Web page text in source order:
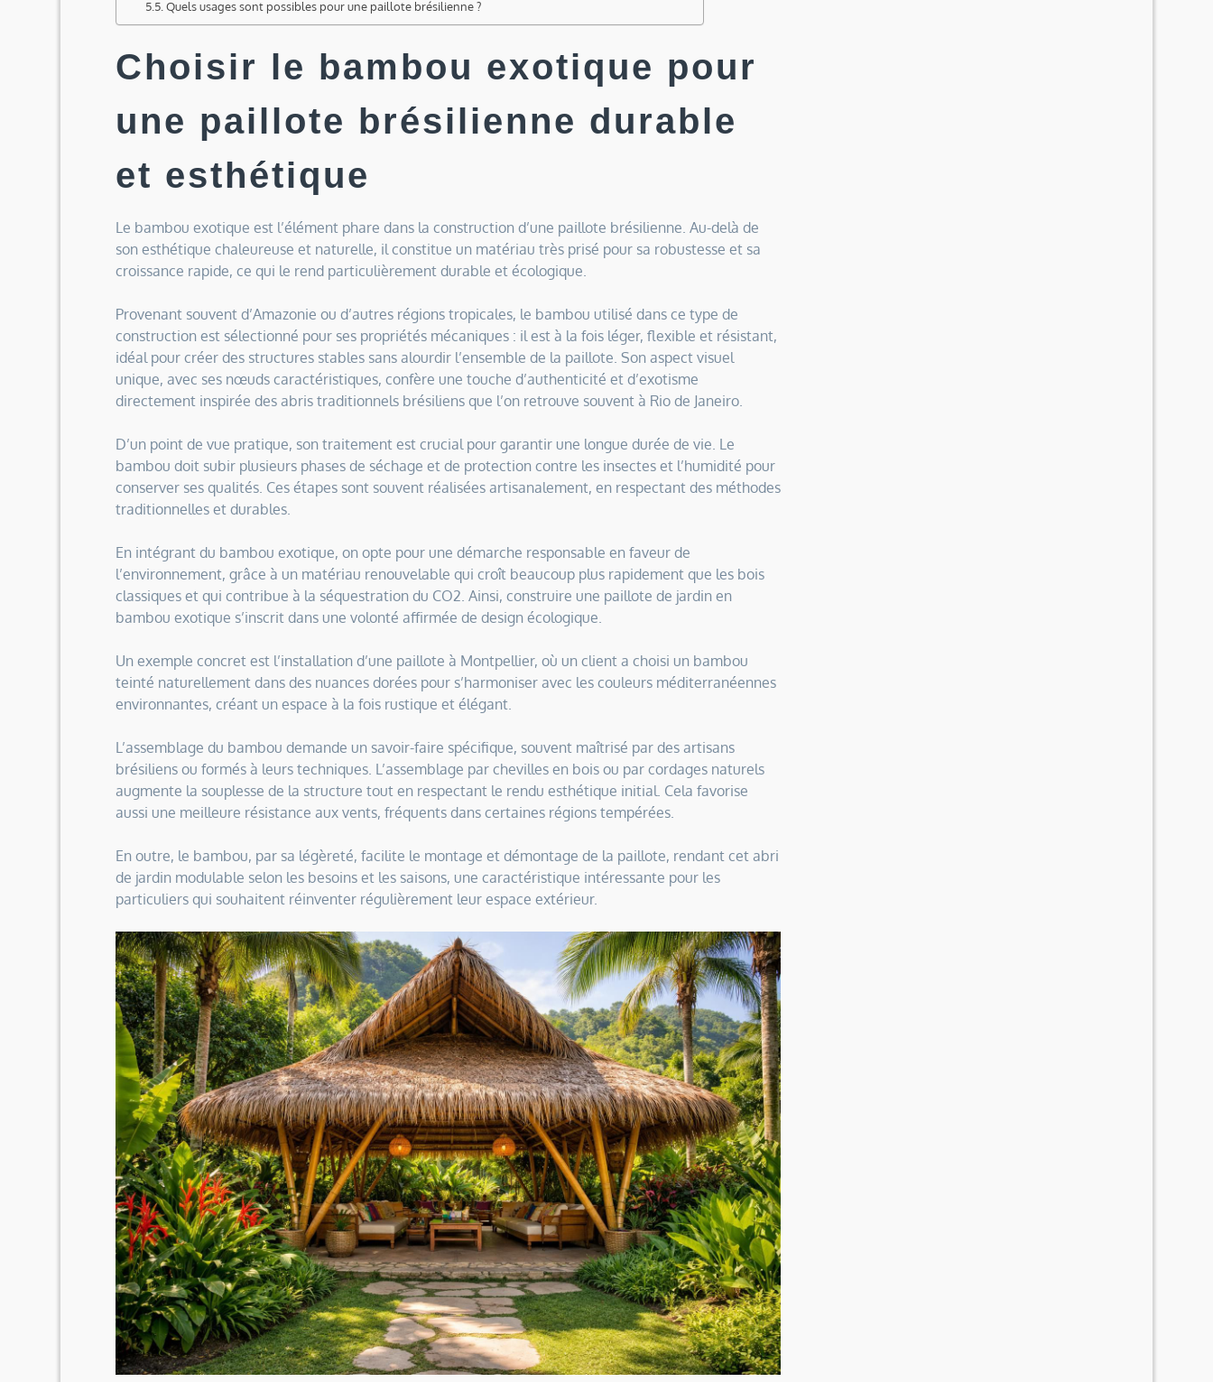
Quels usages sont possibles pour une paillote brésilienne ?
Choisir le bambou exotique pour
une paillote brésilienne durable
et esthétique
Le bambou exotique est l’élément phare dans la construction d’une paillote brésilienne. Au-delà de
son esthétique chaleureuse et naturelle, il constitue un matériau très prisé pour sa robustesse et sa
croissance rapide, ce qui le rend particulièrement durable et écologique.
Provenant souvent d’Amazonie ou d’autres régions tropicales, le bambou utilisé dans ce type de
construction est sélectionné pour ses propriétés mécaniques : il est à la fois léger, flexible et résistant,
idéal pour créer des structures stables sans alourdir l’ensemble de la paillote. Son aspect visuel
unique, avec ses nœuds caractéristiques, confère une touche d’authenticité et d’exotisme
directement inspirée des abris traditionnels brésiliens que l’on retrouve souvent à Rio de Janeiro.
D’un point de vue pratique, son traitement est crucial pour garantir une longue durée de vie. Le
bambou doit subir plusieurs phases de séchage et de protection contre les insectes et l’humidité pour
conserver ses qualités. Ces étapes sont souvent réalisées artisanalement, en respectant des méthodes
traditionnelles et durables.
En intégrant du bambou exotique, on opte pour une démarche responsable en faveur de
l’environnement, grâce à un matériau renouvelable qui croît beaucoup plus rapidement que les bois
classiques et qui contribue à la séquestration du CO2. Ainsi, construire une paillote de jardin en
bambou exotique s’inscrit dans une volonté affirmée de design écologique.
Un exemple concret est l’installation d’une paillote à Montpellier, où un client a choisi un bambou
teinté naturellement dans des nuances dorées pour s’harmoniser avec les couleurs méditerranéennes
environnantes, créant un espace à la fois rustique et élégant.
L’assemblage du bambou demande un savoir-faire spécifique, souvent maîtrisé par des artisans
brésiliens ou formés à leurs techniques. L’assemblage par chevilles en bois ou par cordages naturels
augmente la souplesse de la structure tout en respectant le rendu esthétique initial. Cela favorise
aussi une meilleure résistance aux vents, fréquents dans certaines régions tempérées.
En outre, le bambou, par sa légèreté, facilite le montage et démontage de la paillote, rendant cet abri
de jardin modulable selon les besoins et les saisons, une caractéristique intéressante pour les
particuliers qui souhaitent réinventer régulièrement leur espace extérieur.